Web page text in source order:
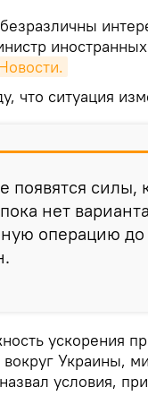
что ситуация
появятся силы,
нет
операцию до
ускорения
вокруг Украины,
условия,